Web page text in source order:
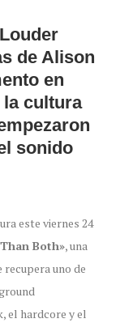
de Alison
en
la cultura
sonido
este viernes 24
Both», una
recupera uno de
el hardcore y el